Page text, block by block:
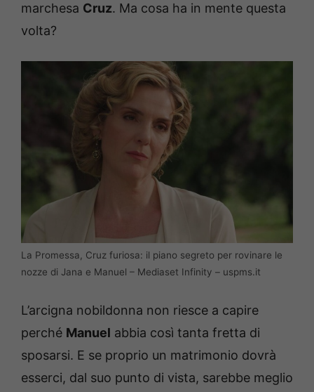
marchesa Cruz. Ma cosa ha in mente questa
volta?
La Promessa, Cruz furiosa: il piano segreto per rovinare le
nozze di Jana e Manuel – Mediaset Infinity – uspms.it
L’arcigna nobildonna non riesce a capire
perché Manuel abbia così tanta fretta di
sposarsi. E se proprio un matrimonio dovrà
esserci, dal suo punto di vista, sarebbe meglio